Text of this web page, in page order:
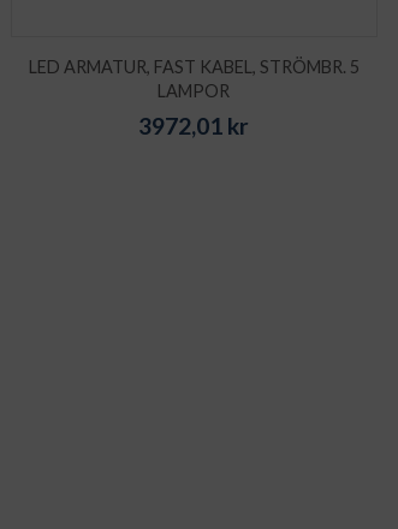
LED ARMATUR, FAST KABEL, STRÖMBR. 5
LAMPOR
3972,01 kr